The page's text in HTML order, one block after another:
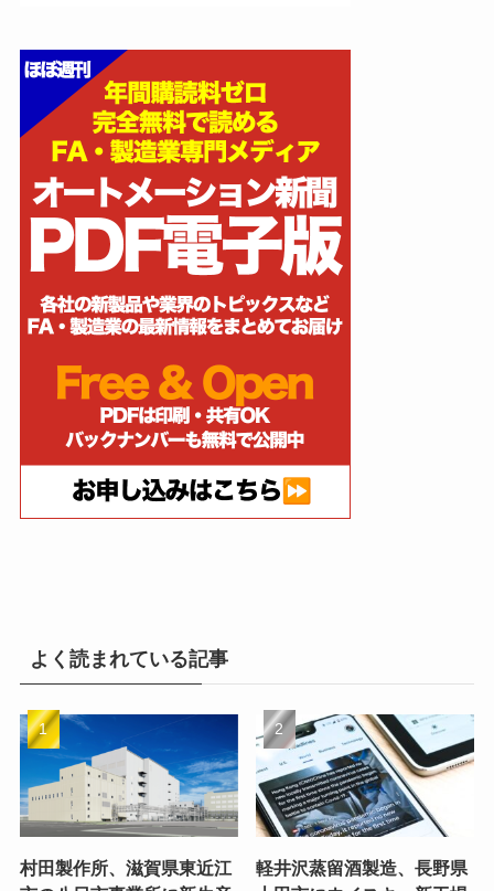
よく読まれている記事
村田製作所、滋賀県東近江
軽井沢蒸留酒製造、長野県